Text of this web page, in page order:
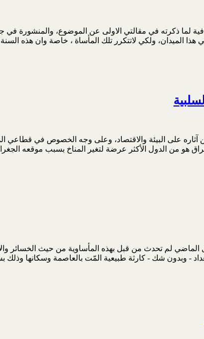
الميدان، ولكي لاتتكرر تلك المأساة ، خاصة وان هذه
آثاره على البيئة والاقتصاد، وعلى وجه الخصوص في قطاعي
هو من الدول الأكثر عرضة لتغير المناخ بسبب موقعه
الكارثة التي حلت ببغداد نتيجة لهطول الامطار يوم 25 كانون الاول الماضي لم تحدث من قبل
- كارثة طبيعية المّت بالعاصمة وسكانها وذلك بسبب شدتها التي